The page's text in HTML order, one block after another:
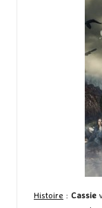
Histoire : Cassie